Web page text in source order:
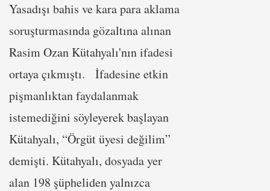
Yasadışı bahis ve kara para aklama
soruşturmasında gözaltına alınan
Rasim Ozan Kütahyalı'nın ifadesi
ortaya çıkmıştı. İfadesine etkin
pişmanlıktan faydalanmak
istemediğini söyleyerek başlayan
Kütahyalı, “Örgüt üyesi değilim”
demişti. Kütahyalı, dosyada yer
alan 198 şüpheliden yalnızca